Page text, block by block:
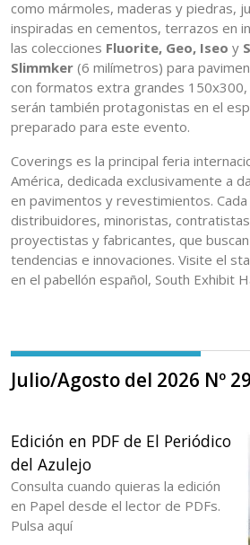
como mármoles, maderas y piedras,
inspiradas en cementos, terrazos en
las colecciones Fluorite, Geo, Iseo y
Slimmker (6 milímetros) para
con formatos extra grandes
serán también protagonistas en el
preparado para este evento.
Coverings es la principal feria
América, dedicada exclusivamente a
en pavimentos y revestimientos.
distribuidores, minoristas,
proyectistas y fabricantes, que
tendencias e innovaciones. Visite el
en el pabellón español, South Exhibit
Julio/Agosto del 2026 Nº
Edición en PDF de El Periódico
del Azulejo
Consulta cuando quieras la edición
en Papel desde el lector de PDFs.
Pulsa aquí